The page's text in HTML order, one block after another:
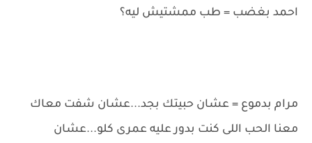
احمد بغضب = طب ممشتيش ليه؟
مرام بدموع = عشان حبيتك بجد...عشان شفت معاك
معنا الحب اللى كنت بدور عليه عمرى كلو...عشان